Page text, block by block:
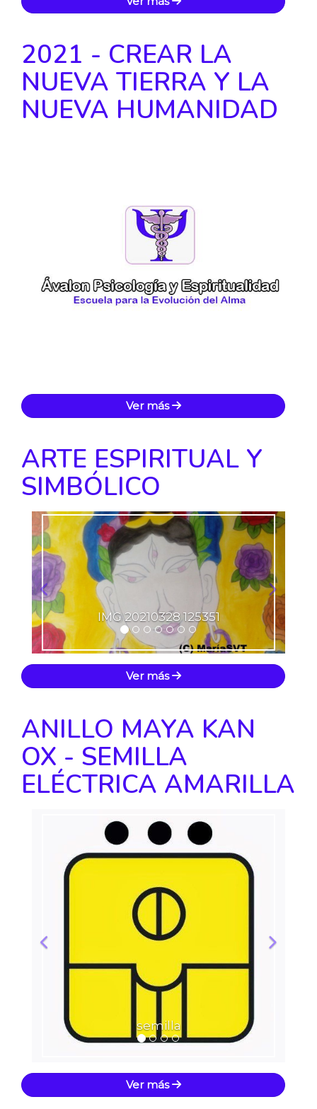
2021 - CREAR LA
NUEVA TIERRA Y LA
NUEVA HUMANIDAD
Ver más
ARTE ESPIRITUAL Y
SIMBÓLICO
IMG 20210328 125351
Anterior
Ver más
ANILLO MAYA KAN
OX - SEMILLA
ELÉCTRICA AMARILLA
semilla
Ver más